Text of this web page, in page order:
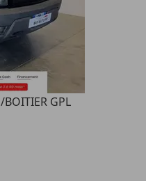
BOITIER GPL